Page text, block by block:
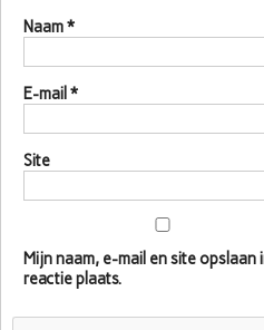
Naam*
E-mail *
Site
Mijn naam, e-mail en site
reactie plaats.